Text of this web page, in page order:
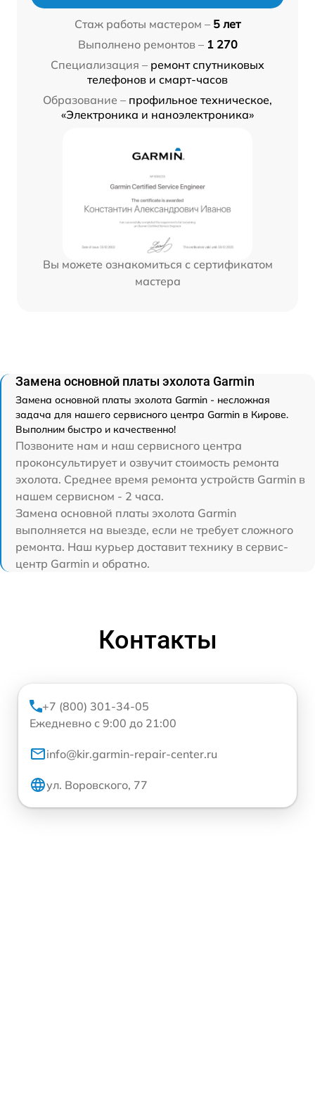
Стаж работы мастером – 5 лет
Выполнено ремонтов – 1 270
Специализация – ремонт спутниковых
телефонов и смарт-часов
Образование – профильное техническое,
«Электроника и наноэлектроника»
Вы можете ознакомиться с сертификатом
мастера
Замена основной платы эхолота Garmin
Замена основной платы эхолота Garmin - несложная
задача для нашего сервисного центра Garmin в Кирове.
Выполним быстро и качественно!
Позвоните нам и наш сервисного центра
проконсультирует и озвучит стоимость ремонта
эхолота. Среднее время ремонта устройств Garmin в
нашем сервисном - 2 часа.
Замена основной платы эхолота Garmin
выполняется на выезде, если не требует сложного
ремонта. Наш курьер доставит технику в сервис-
центр Garmin и обратно.
Контакты
+7 (800) 301-34-05
Ежедневно с 9:00 до 21:00
info@kir.garmin-repair-center.ru
ул. Воровского, 77